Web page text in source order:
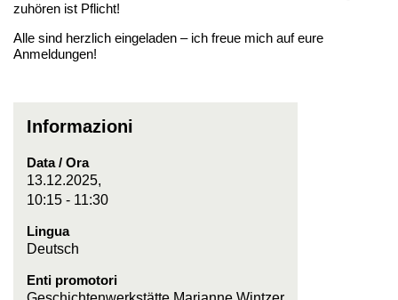
zuhören ist Pflicht!
Alle sind herzlich eingeladen – ich freue mich auf eure
Anmeldungen!
Informazioni
Data / Ora
13.12.2025,
10:15 - 11:30
Lingua
Deutsch
Enti promotori